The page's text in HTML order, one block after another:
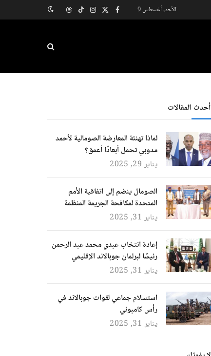
الأحد, أغسطس 9 فيسبوك
X
الانستغرام
تيكتوكThreads
أحدث المقالات
لماذا تهنئة المعارضة الصومالية لأحمد
مدوبي تحمل أبعادًا أعمق؟
يناير 29, 2025
الصومال ينضم إلى اتفاقية الأمم
المتحدة لمكافحة الجريمة المنظمة
يناير 31, 2025
إعادة انتخاب عبدي محمد عبد الرحمن
رئيسًا لبرلمان جوبالاند الإقليمي
يناير 31, 2025
استسلام جماعي لقوات جوبالاند في
رأس كامبوني
يناير 31, 2025